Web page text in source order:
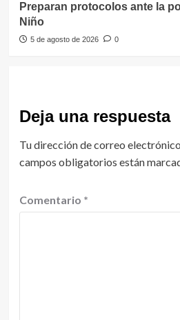
Preparan protocolos ante la
Niño
5 de agosto de 2026 0
Deja una respuesta
Tu dirección de correo
campos obligatorios están
Comentario *